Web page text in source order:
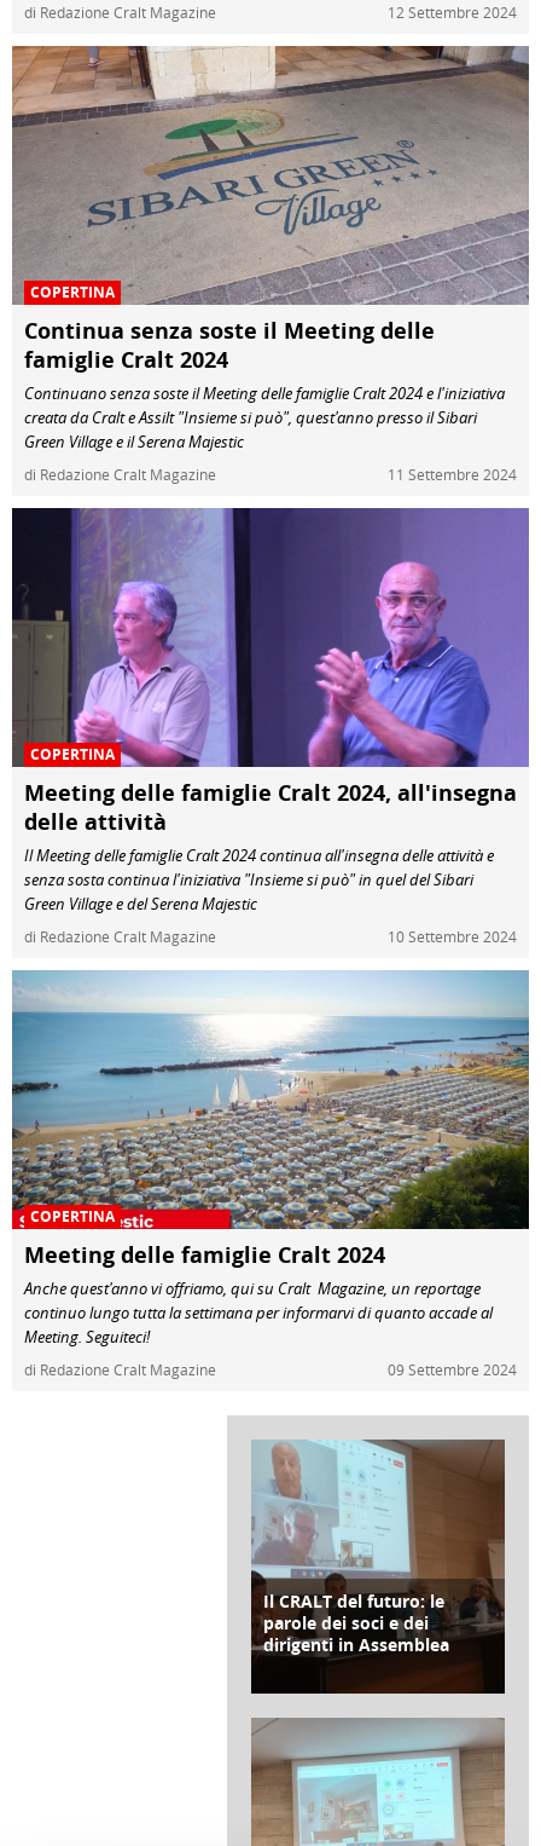
di Redazione Cralt Magazine 12 Settembre 2024
COPERTINA
Continua senza soste il Meeting delle
famiglie Cralt 2024
Continuano senza soste il Meeting delle famiglie Cralt 2024 e l'iniziativa
creata da Cralt e Assilt "Insieme si può", quest'anno presso il Sibari
Green Village e il Serena Majestic
di Redazione Cralt Magazine 11 Settembre 2024
COPERTINA
Meeting delle famiglie Cralt 2024, all'insegna
delle attività
Il Meeting delle famiglie Cralt 2024 continua all'insegna delle attività e
senza sosta continua l'iniziativa "Insieme si può" in quel del Sibari
Green Village e del Serena Majestic
di Redazione Cralt Magazine 10 Settembre 2024
COPERTINA
Meeting delle famiglie Cralt 2024
Anche quest'anno vi offriamo, qui su Cralt Magazine, un reportage
continuo lungo tutta la settimana per informarvi di quanto accade al
Meeting. Seguiteci!
di Redazione Cralt Magazine 09 Settembre 2024
COPERTINA
Il CRALT del futuro: le
parole dei soci e dei
dirigenti in Assemblea
20 Luglio 2024